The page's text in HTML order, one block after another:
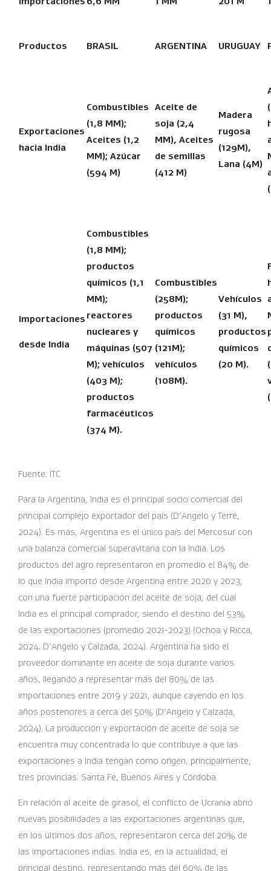
Productos BRASIL ARGENTINA URUGUAY
Exportaciones
hacia India
Combustibles
(1,8 MM);
Aceites (1,2
MM); Azúcar
(594 M)
Aceite de
soja (2,4
MM), Aceites
de semillas
(412 M)
Madera
rugosa
(129M),
Lana (4M)
Importaciones
desde India
Combustibles
(1,8 MM);
productos
químicos (1,1
MM);
reactores
nucleares y
máquinas (507
M); vehículos
(403 M);
productos
farmacéuticos
(374 M).
Combustibles
(258M);
productos
químicos
(121M);
vehículos
(108M).
Vehículos
(31 M),
productos
químicos
(20 M).
Fuente: ITC
Para la Argentina, India es el principal socio comercial del
principal complejo exportador del país (D’Angelo y Terré,
2024). Es más, Argentina es el único país del Mercosur con
una balanza comercial superavitaria con la India. Los
productos del agro representaron en promedio el 84% de
lo que India importó desde Argentina entre 2020 y 2023,
con una fuerte participación del aceite de soja, del cual
India es el principal comprador, siendo el destino del 53%
de las exportaciones (promedio 2021-2023) (Ochoa y Ricca,
2024; D’Angelo y Calzada, 2024). Argentina ha sido el
proveedor dominante en aceite de soja durante varios
años, llegando a representar más del 80% de las
importaciones entre 2019 y 2021, aunque cayendo en los
años posteriores a cerca del 50% (D’Angelo y Calzada,
2024). La producción y exportación de aceite de soja se
encuentra muy concentrada lo que contribuye a que las
exportaciones a India tengan como origen, principalmente,
tres provincias: Santa Fe, Buenos Aires y Córdoba.
En relación al aceite de girasol, el conflicto de Ucrania abrió
nuevas posibilidades a las exportaciones argentinas que,
en los últimos dos años, representaron cerca del 20% de
las importaciones indias. India es, en la actualidad, el
principal destino, representando más del 60% de las